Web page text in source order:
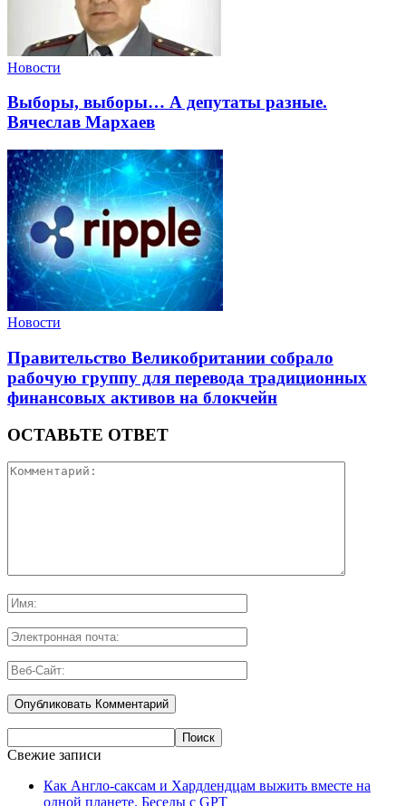
Новости
Выборы, выборы… А депутаты разные.
Вячеслав Мархаев
Новости
Правительство Великобритании собрало
рабочую группу для перевода традиционных
финансовых активов на блокчейн
ОСТАВЬТЕ ОТВЕТ
Свежие записи
Как Англо-саксам и Хардлендцам выжить вместе на
одной планете. Беседы с GPT